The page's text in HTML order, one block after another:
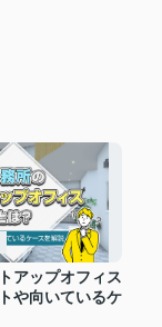
アップオフィス
や向いているケ